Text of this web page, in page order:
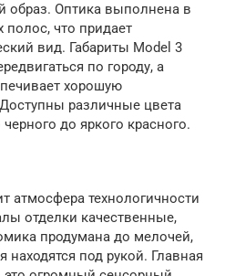
образ. Оптика выполнена в
полос, что придает
вид. Габариты Model 3
по городу, а
хорошую
различные цвета
до яркого красного.
атмосфера технологичности
отделки качественные,
продумана до мелочей,
под рукой. Главная